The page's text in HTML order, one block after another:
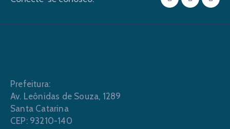
Prefeitura:
Av. Leônidas de Souza, 1289
Santa Catarina
CEP: 93210-140